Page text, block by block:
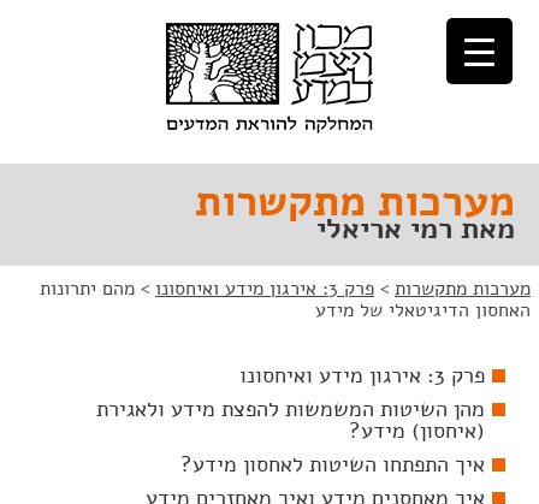
לתוכן
לניווט
מערכות מתקשרות
מאת רמי אריאלי
מערכות מתקשרות > פרק 3: אירגון מידע ואיחסונו > מהם יתרונות
האחסון הדיגיטאלי של מידע
פרק 3: אירגון מידע ואיחסונו
מהן השיטות המשמשות להפצת מידע ולאגירת
(איחסון) מידע?
איך התפתחו השיטות לאחסון מידע?
איך מאחסנים מידע ואיך מאחזרים מידע